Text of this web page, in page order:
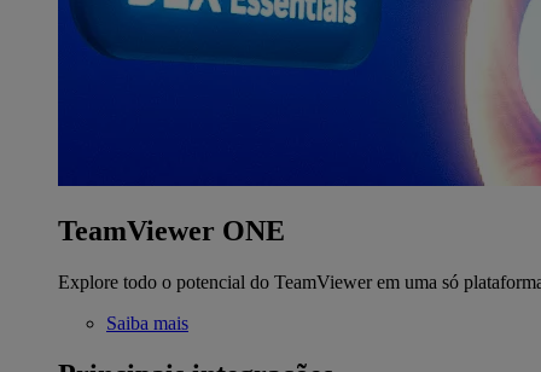
TeamViewer ONE
Explore todo o potencial do TeamViewer em uma só
Saiba mais